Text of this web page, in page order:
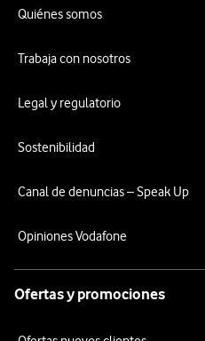
Quiénes somos
Trabaja con nosotros
Legal y regulatorio
Sostenibilidad
Canal de denuncias – Speak Up
Opiniones Vodafone
Ofertas y promociones